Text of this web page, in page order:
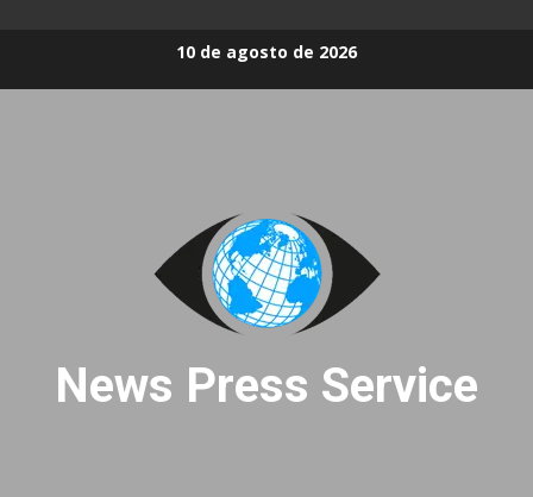
10 de agosto de 2026
News Press Service